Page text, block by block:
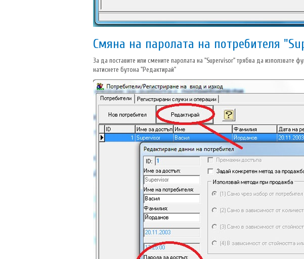
Смяна на паролата на потребителя
За да поставите или смените паролата на "Supervisor" трябва да използвате
натиснете бутона "Редактирай"